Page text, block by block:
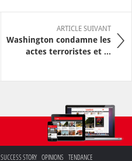
ARTICLE SUIVANT
Washington condamne les
actes terroristes et ...
SUCCESS STORY OPINIONS TENDANCE